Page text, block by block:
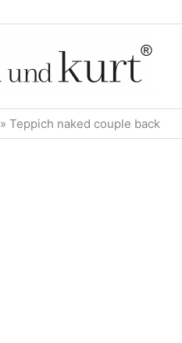
» Teppich naked couple back